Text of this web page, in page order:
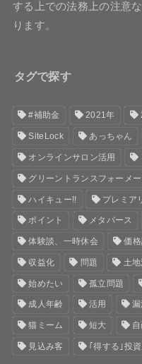
する上での法務上の注意
ります。
タグで探す
#補助金 2021年
SiteLock あっちゃん
オンラインサロン活用
グリーントランスフォーメ
ハイキュー!! プレミア
ポイント メタバース
体験談、一時休会 価
収益化 問題 土
始めたい 孤立問題
成人年齢 活用
猫ミーム 短大
見込み客 ｢得する｣投